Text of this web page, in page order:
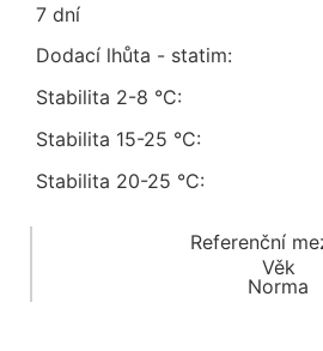
7 dní
Dodací lhůta - statim:
Stabilita 2-8 °C:
Stabilita 15-25 °C:
Stabilita 20-25 °C:
Referenční
Věk
Norma